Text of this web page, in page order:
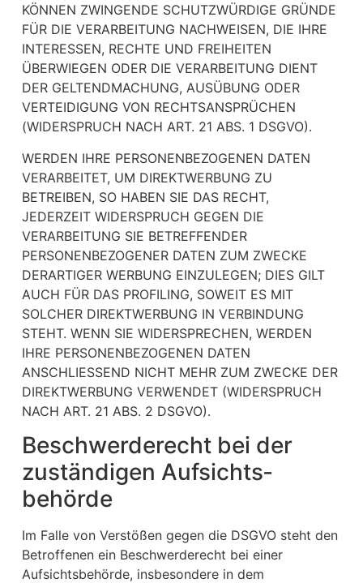
KÖNNEN ZWINGENDE SCHUTZWÜRDIGE GRÜNDE
FÜR DIE VERARBEITUNG NACHWEISEN, DIE IHRE
INTERESSEN, RECHTE UND FREIHEITEN
ÜBERWIEGEN ODER DIE VERARBEITUNG DIENT
DER GELTENDMACHUNG, AUSÜBUNG ODER
VERTEIDIGUNG VON RECHTSANSPRÜCHEN
(WIDERSPRUCH NACH ART. 21 ABS. 1 DSGVO).
WERDEN IHRE PERSONENBEZOGENEN DATEN
VERARBEITET, UM DIREKTWERBUNG ZU
BETREIBEN, SO HABEN SIE DAS RECHT,
JEDERZEIT WIDERSPRUCH GEGEN DIE
VERARBEITUNG SIE BETREFFENDER
PERSONENBEZOGENER DATEN ZUM ZWECKE
DERARTIGER WERBUNG EINZULEGEN; DIES GILT
AUCH FÜR DAS PROFILING, SOWEIT ES MIT
SOLCHER DIREKTWERBUNG IN VERBINDUNG
STEHT. WENN SIE WIDERSPRECHEN, WERDEN
IHRE PERSONENBEZOGENEN DATEN
ANSCHLIESSEND NICHT MEHR ZUM ZWECKE DER
DIREKTWERBUNG VERWENDET (WIDERSPRUCH
NACH ART. 21 ABS. 2 DSGVO).
Beschwerde­recht bei der
zuständigen Aufsichts­
behörde
Im Falle von Verstößen gegen die DSGVO steht den
Betroffenen ein Beschwerderecht bei einer
Aufsichtsbehörde, insbesondere in dem